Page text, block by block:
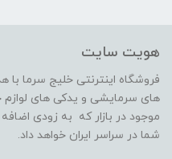
هویت سایت
فروشگاه اینترنتی خلیج سرما
های سرمایشی و یدکی های
موجود در بازار که به زودی
شما در سراسر ایران خواهد داد.